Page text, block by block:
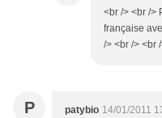
<br /> <br />
française
/> <br /> <br
P patybio 14/01/2011